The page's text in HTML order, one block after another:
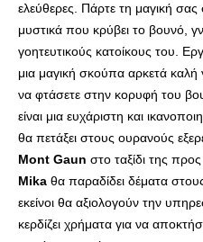
ελεύθερες. Πάρτε τη μαγική
μυστικά που κρύβει το βουνό,
γοητευτικούς κατοίκους του.
μια μαγική σκούπα αρκετά καλή
να φτάσετε στην κορυφή του
είναι μια ευχάριστη και
θα πετάξει στους ουρανούς
Mont Gaun στο ταξίδι της
Mika θα παραδίδει δέματα
εκείνοι θα αξιολογούν την
κερδίζει χρήματα για να